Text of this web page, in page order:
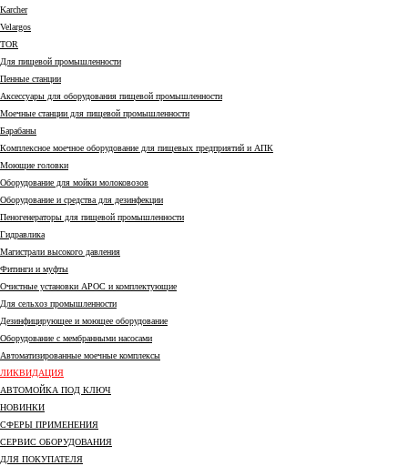
Karcher
Velargos
TOR
Для пищевой промышленности
Пенные станции
Аксессуары для оборудования пищевой промышленности
Моечные станции для пищевой промышленности
Барабаны
Комплексное моечное оборудование для пищевых предприятий и АПК
Моющие головки
Оборудование для мойки молоковозов
Оборудование и средства для дезинфекции
Пеногенераторы для пищевой промышленности
Гидравлика
Магистрали высокого давления
Фитинги и муфты
Очистные установки АРОС и комплектующие
Для сельхоз промышленности
Дезинфицирующее и моющее оборудование
Оборудование с мембранными насосами
Автоматизированные моечные комплексы
ЛИКВИДАЦИЯ
АВТОМОЙКА ПОД КЛЮЧ
НОВИНКИ
СФЕРЫ ПРИМЕНЕНИЯ
СЕРВИС ОБОРУДОВАНИЯ
ДЛЯ ПОКУПАТЕЛЯ